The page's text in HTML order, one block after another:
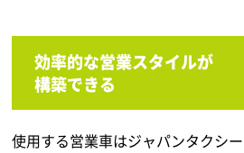
効率的な営業スタイルが
構築できる
使用する営業車はジャパンタクシ